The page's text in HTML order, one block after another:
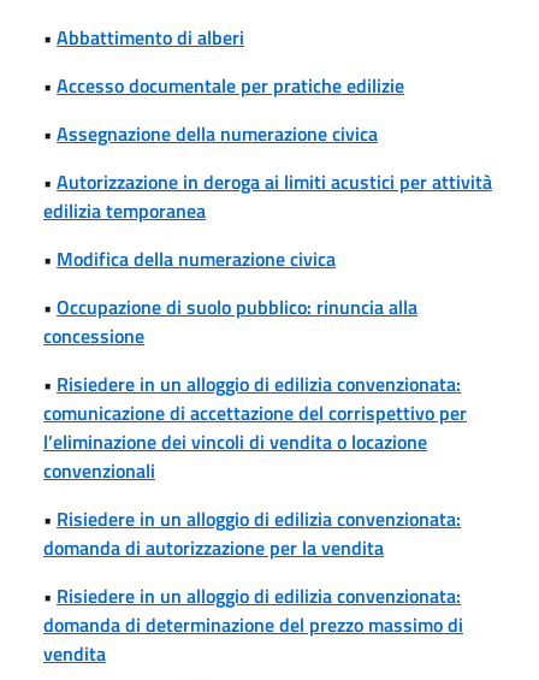
• Abbattimento di alberi
• Accesso documentale per pratiche edilizie
• Assegnazione della numerazione civica
• Autorizzazione in deroga ai limiti acustici per attività
edilizia temporanea
• Modifica della numerazione civica
• Occupazione di suolo pubblico: rinuncia alla
concessione
• Risiedere in un alloggio di edilizia convenzionata:
comunicazione di accettazione del corrispettivo per
l’eliminazione dei vincoli di vendita o locazione
convenzionali
• Risiedere in un alloggio di edilizia convenzionata:
domanda di autorizzazione per la vendita
• Risiedere in un alloggio di edilizia convenzionata:
domanda di determinazione del prezzo massimo di
vendita